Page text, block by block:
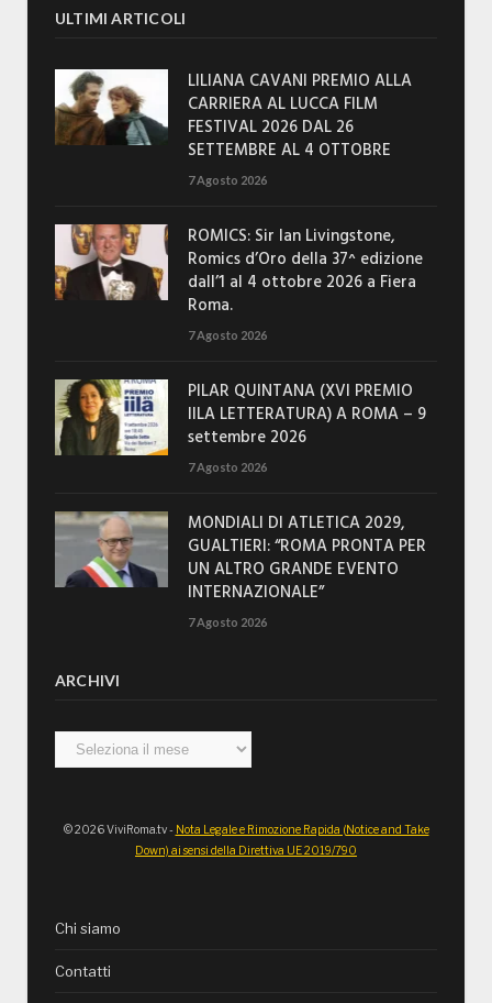
ULTIMI ARTICOLI
LILIANA CAVANI PREMIO ALLA
CARRIERA AL LUCCA FILM
FESTIVAL 2026 DAL 26
SETTEMBRE AL 4 OTTOBRE
7 Agosto 2026
ROMICS: Sir Ian Livingstone,
Romics d’Oro della 37^ edizione
dall’1 al 4 ottobre 2026 a Fiera
Roma.
7 Agosto 2026
PILAR QUINTANA (XVI PREMIO
IILA LETTERATURA) A ROMA – 9
settembre 2026
7 Agosto 2026
MONDIALI DI ATLETICA 2029,
GUALTIERI: “ROMA PRONTA PER
UN ALTRO GRANDE EVENTO
INTERNAZIONALE”
7 Agosto 2026
ARCHIVI
Archivi
© 2026 ViviRoma.tv - Nota Legale e Rimozione Rapida (Notice and Take
Down) ai sensi della Direttiva UE 2019/790
Chi siamo
Contatti